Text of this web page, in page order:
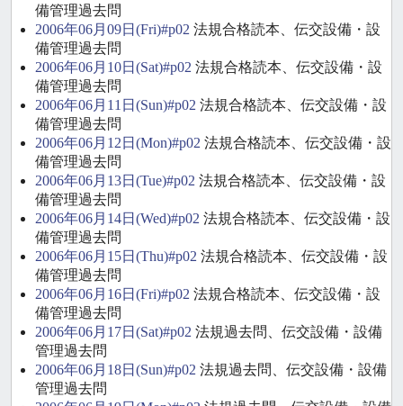
備管理過去問
2006年06月09日(Fri)#p02 法規合格読本、伝交設備・設
備管理過去問
2006年06月10日(Sat)#p02 法規合格読本、伝交設備・設
備管理過去問
2006年06月11日(Sun)#p02 法規合格読本、伝交設備・設
備管理過去問
2006年06月12日(Mon)#p02 法規合格読本、伝交設備・設
備管理過去問
2006年06月13日(Tue)#p02 法規合格読本、伝交設備・設
備管理過去問
2006年06月14日(Wed)#p02 法規合格読本、伝交設備・設
備管理過去問
2006年06月15日(Thu)#p02 法規合格読本、伝交設備・設
備管理過去問
2006年06月16日(Fri)#p02 法規合格読本、伝交設備・設
備管理過去問
2006年06月17日(Sat)#p02 法規過去問、伝交設備・設備
管理過去問
2006年06月18日(Sun)#p02 法規過去問、伝交設備・設備
管理過去問